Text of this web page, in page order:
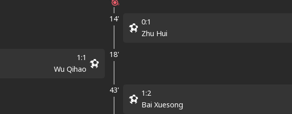
14' 0:1
Zhu Hui
18'
1:1
Wu Qihao
43'
1:2
Bai Xuesong